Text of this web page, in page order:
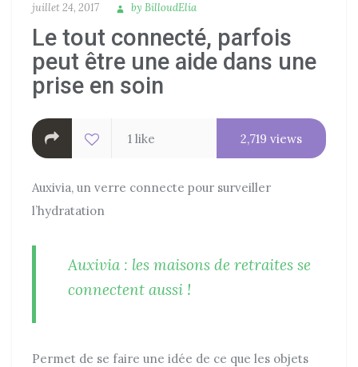
P
o
s
e
o
n
juillet 24, 2017
A
t
h
o
by BilloudElia
Le tout connecté, parfois
peut être une aide dans une
prise en soin
1 like 2,719 views
Auxivia, un verre connecte pour surveiller
l’hydratation
Auxivia : les maisons de retraites se
connectent aussi !
Permet de se faire une idée de ce que les objets